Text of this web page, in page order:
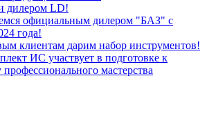
дилером LD!
официальным дилером "БАЗ" с
года!
клиентам дарим набор инструментов!
ИС участвует в подготовке к
профессионального мастерства